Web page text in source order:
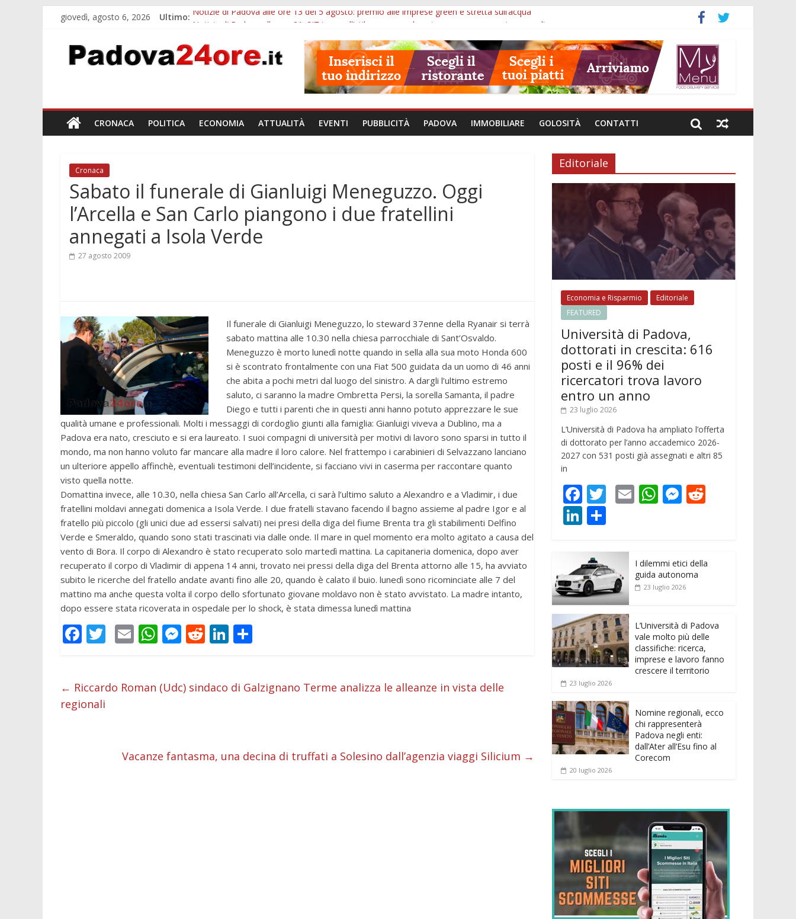
giovedì, agosto 6, 2026 Ultimo: Notizie di Padova alle ore 13 del 5 agosto: premio alle imprese green e stretta sull’acqua
Transizione 4.0, più tempo alle imprese del Padovano: prorogate le comunicazioni sugli investimenti
Quando le dimissioni non fanno perdere la NASpI: le tutele previste nei casi di violenza di genere
Malattie neurodegenerative, uno studio dell’Università di Padova parte dall’infiammazione intestinale
CRONACA POLITICA ECONOMIA ATTUALITÀ EVENTI PUBBLICITÀ PADOVA IMMOBILIARE GOLOSITÀ CONTATTI
Cronaca
Sabato il funerale di Gianluigi Meneguzzo. Oggi
l’Arcella e San Carlo piangono i due fratellini
annegati a Isola Verde
27 agosto 2009
Il funerale di Gianluigi Meneguzzo, lo steward 37enne della Ryanair si terrà
sabato mattina alle 10.30 nella chiesa parrocchiale di Sant’Osvaldo.
Meneguzzo è morto lunedì notte quando in sella alla sua moto Honda 600
si è scontrato frontalmente con una Fiat 500 guidata da un uomo di 46 anni
che abita a pochi metri dal luogo del sinistro. A dargli l’ultimo estremo
saluto, ci saranno la madre Ombretta Persi, la sorella Samanta, il padre
Diego e tutti i parenti che in questi anni hanno potuto apprezzare le sue
qualità umane e professionali. Molti i messaggi di cordoglio giunti alla famiglia: Gianluigi viveva a Dublino, ma a
Padova era nato, cresciuto e si era laureato. I suoi compagni di università per motivi di lavoro sono sparsi in tutto il
mondo, ma non hanno voluto far mancare alla madre il loro calore. Nel frattempo i carabinieri di Selvazzano lanciano
un ulteriore appello affinchè, eventuali testimoni dell’incidente, si facciano vivi in caserma per raccontare quanto
visto quella notte.
Domattina invece, alle 10.30, nella chiesa San Carlo all’Arcella, ci sarà l’ultimo saluto a Alexandro e a Vladimir, i due
fratellini moldavi annegati domenica a Isola Verde. I due fratelli stavano facendo il bagno assieme al padre Igor e al
fratello più piccolo (gli unici due ad essersi salvati) nei presi della diga del fiume Brenta tra gli stabilimenti Delfino
Verde e Smeraldo, quando sono stati trascinati via dalle onde. Il mare in quel momento era molto agitato a causa del
vento di Bora. Il corpo di Alexandro è stato recuperato solo martedì mattina. La capitaneria domenica, dopo aver
recuperato il corpo di Vladimir di appena 14 anni, trovato nei pressi della diga del Brenta attorno alle 15, ha avviato
subito le ricerche del fratello andate avanti fino alle 20, quando è calato il buio. lunedì sono ricominciate alle 7 del
mattino ma anche questa volta il corpo dello sfortunato giovane moldavo non è stato avvistato. La madre intanto,
dopo essere stata ricoverata in ospedale per lo shock, è stata dimessa lunedì mattina
F
b
o
T
er
E
l
W
s
p
M
e
er
R
di
Li
e di
← Riccardo Roman (Udc) sindaco di Galzignano Terme analizza le alleanze in vista delle
regionali
Vacanze fantasma, una decina di truffati a Solesino dall’agenzia viaggi Silicium →
Editoriale
Economia e Risparmio
Editoriale
FEATURED
Università di Padova,
dottorati in crescita: 616
posti e il 96% dei
ricercatori trova lavoro
entro un anno
23 luglio 2026
L’Università di Padova ha ampliato l’offerta
di dottorato per l’anno accademico 2026-
2027 con 531 posti già assegnati e altri 85
in
F
ac
e
b
o
o
k
T
er
E W
A
p
M
n
g
t
Li
k
e
dI
n
n
di
vi
di
I dilemmi etici della
guida autonoma
23 luglio 2026
L’Università di Padova
vale molto più delle
classifiche: ricerca,
imprese e lavoro fanno
crescere il territorio
23 luglio 2026
Nomine regionali, ecco
chi rappresenterà
Padova negli enti:
dall’Ater all’Esu fino al
Corecom
20 luglio 2026